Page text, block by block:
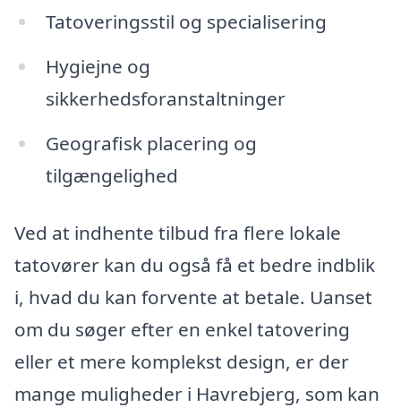
Tatoveringsstil og specialisering
Hygiejne og
sikkerhedsforanstaltninger
Geografisk placering og
tilgængelighed
Ved at indhente tilbud fra flere lokale
tatovører kan du også få et bedre indblik
i, hvad du kan forvente at betale. Uanset
om du søger efter en enkel tatovering
eller et mere komplekst design, er der
mange muligheder i Havrebjerg, som kan